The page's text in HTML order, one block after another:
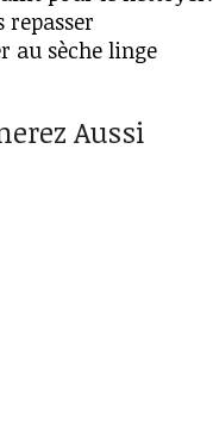
repasser
au sèche linge
Aussi